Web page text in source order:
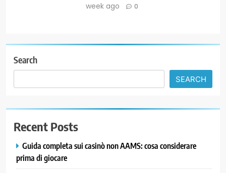
week ago
0
Search
SEARCH
Recent Posts
Guida completa sui casinò non AAMS: cosa considerare
prima di giocare